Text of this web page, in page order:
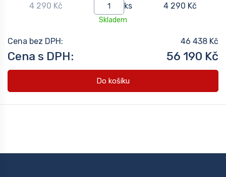
4 290 Kč ks 4 290 Kč
Skladem
Cena bez DPH: 46 438 Kč
Cena s DPH: 56 190 Kč
Do košíku